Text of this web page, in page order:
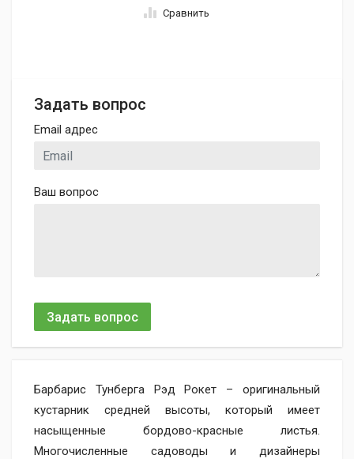
Сравнить
Задать вопрос
Email адрес
Ваш вопрос
Задать вопрос
Барбарис Тунберга Рэд Рокет – оригинальный
кустарник средней высоты, который имеет
насыщенные бордово-красные листья.
Многочисленные садоводы и дизайнеры